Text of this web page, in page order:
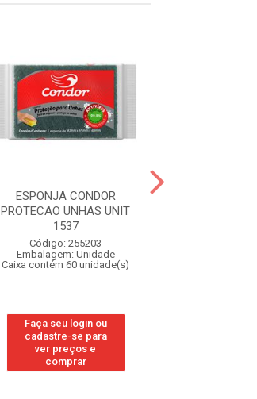
ESPONJA CONDOR
PROTECAO UNHAS UNIT
1537
Código: 255203
Embalagem: Unidade
Caixa contém 60 unidade(s)
Faça seu login ou
cadastre-se para
ver preços e
comprar